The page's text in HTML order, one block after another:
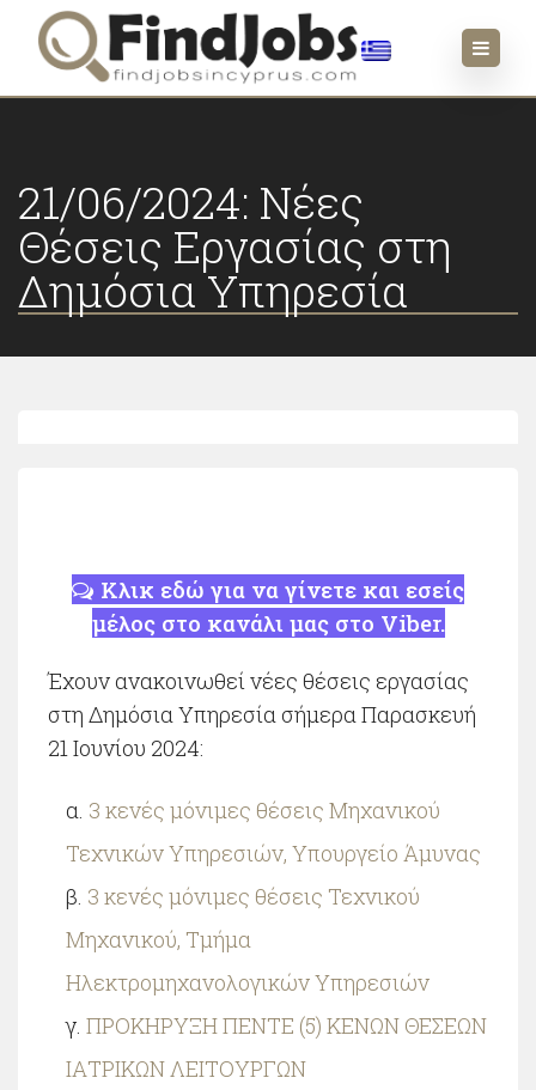
21/06/2024: Νέες
Θέσεις Εργασίας στη
Δημόσια Υπηρεσία
Κλικ εδώ για να γίνετε και εσείς
μέλος στο κανάλι μας στο Viber.
Έχουν ανακοινωθεί νέες θέσεις εργασίας
στη Δημόσια Υπηρεσία σήμερα Παρασκευή
21 Ιουνίου 2024:
3 κενές μόνιμες θέσεις Μηχανικού
Τεχνικών Υπηρεσιών, Υπουργείο Άμυνας
3 κενές μόνιμες θέσεις Τεχνικού
Μηχανικού, Τμήμα
Ηλεκτρομηχανολογικών Υπηρεσιών
ΠΡΟΚΗΡΥΞΗ ΠΕΝΤΕ (5) ΚΕΝΩΝ ΘΕΣΕΩΝ
ΙΑΤΡΙΚΩΝ ΛΕΙΤΟΥΡΓΩΝ